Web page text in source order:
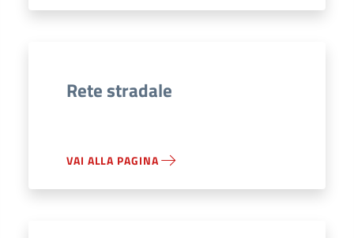
Rete stradale
VAI ALLA PAGINA